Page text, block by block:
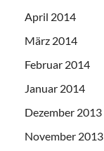
April 2014
März 2014
Februar 2014
Januar 2014
Dezember 2013
November 2013